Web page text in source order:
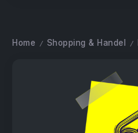
Home / Shopping & Handel /